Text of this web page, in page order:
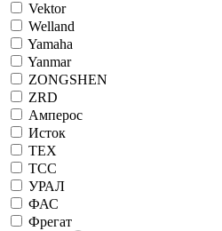
Vektor
Welland
Yamaha
Yanmar
ZONGSHEN
ZRD
Амперос
Исток
ТЕХ
ТСС
УРАЛ
ФАС
Фрегат